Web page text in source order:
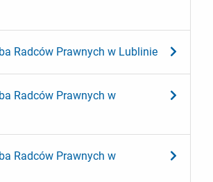
Radców Prawnych w Lublinie
Radców Prawnych w
Radców Prawnych w